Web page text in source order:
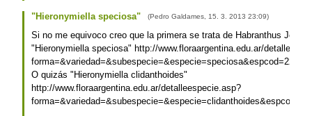
"Hieronymiella speciosa" (Pedro Galdames 15. 3. 2013 23:09)
Si no me equivoco creo que la primera se trata de Habranthus
"Hieronymiella speciosa" http://www.floraargentina.edu.ar/
O quizás "Hieronymiella clidanthoides"
http://www.floraargentina.edu.ar/detalleespecie.asp?